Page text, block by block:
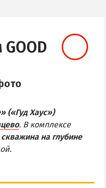
(«Гуд Хаус»)
. В комплексе
скважина на глубине